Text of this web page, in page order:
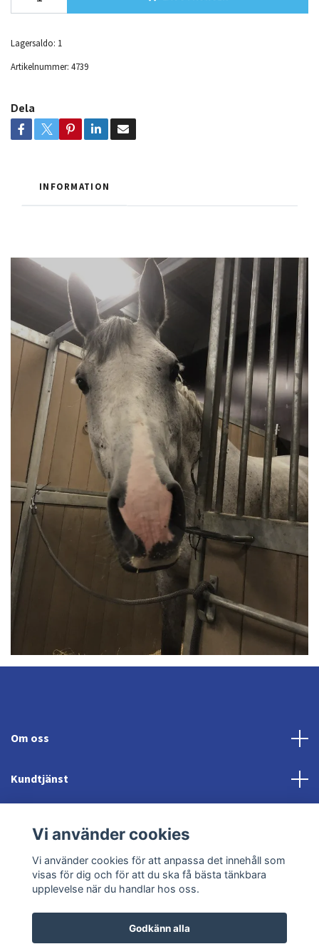
Lagersaldo: 1
Artikelnummer: 4739
Dela
INFORMATION
Om oss
Kundtjänst
Sociala medier
Vi använder cookies
Vi använder cookies för att anpassa det innehåll som
visas för dig och för att du ska få bästa tänkbara
upplevelse när du handlar hos oss.
Godkänn alla